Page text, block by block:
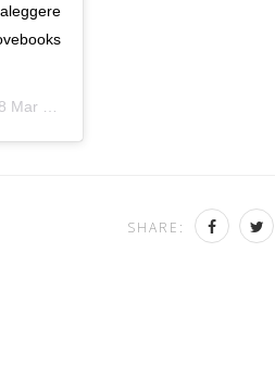
alle ore 1:47 PDT
SHARE: